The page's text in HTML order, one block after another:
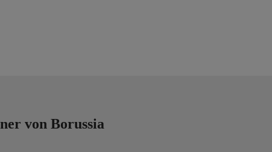
und Sicherheit erschweren es, exzellente
Vertriebsmitarbeiter zu gewährleisten.
von Borussia